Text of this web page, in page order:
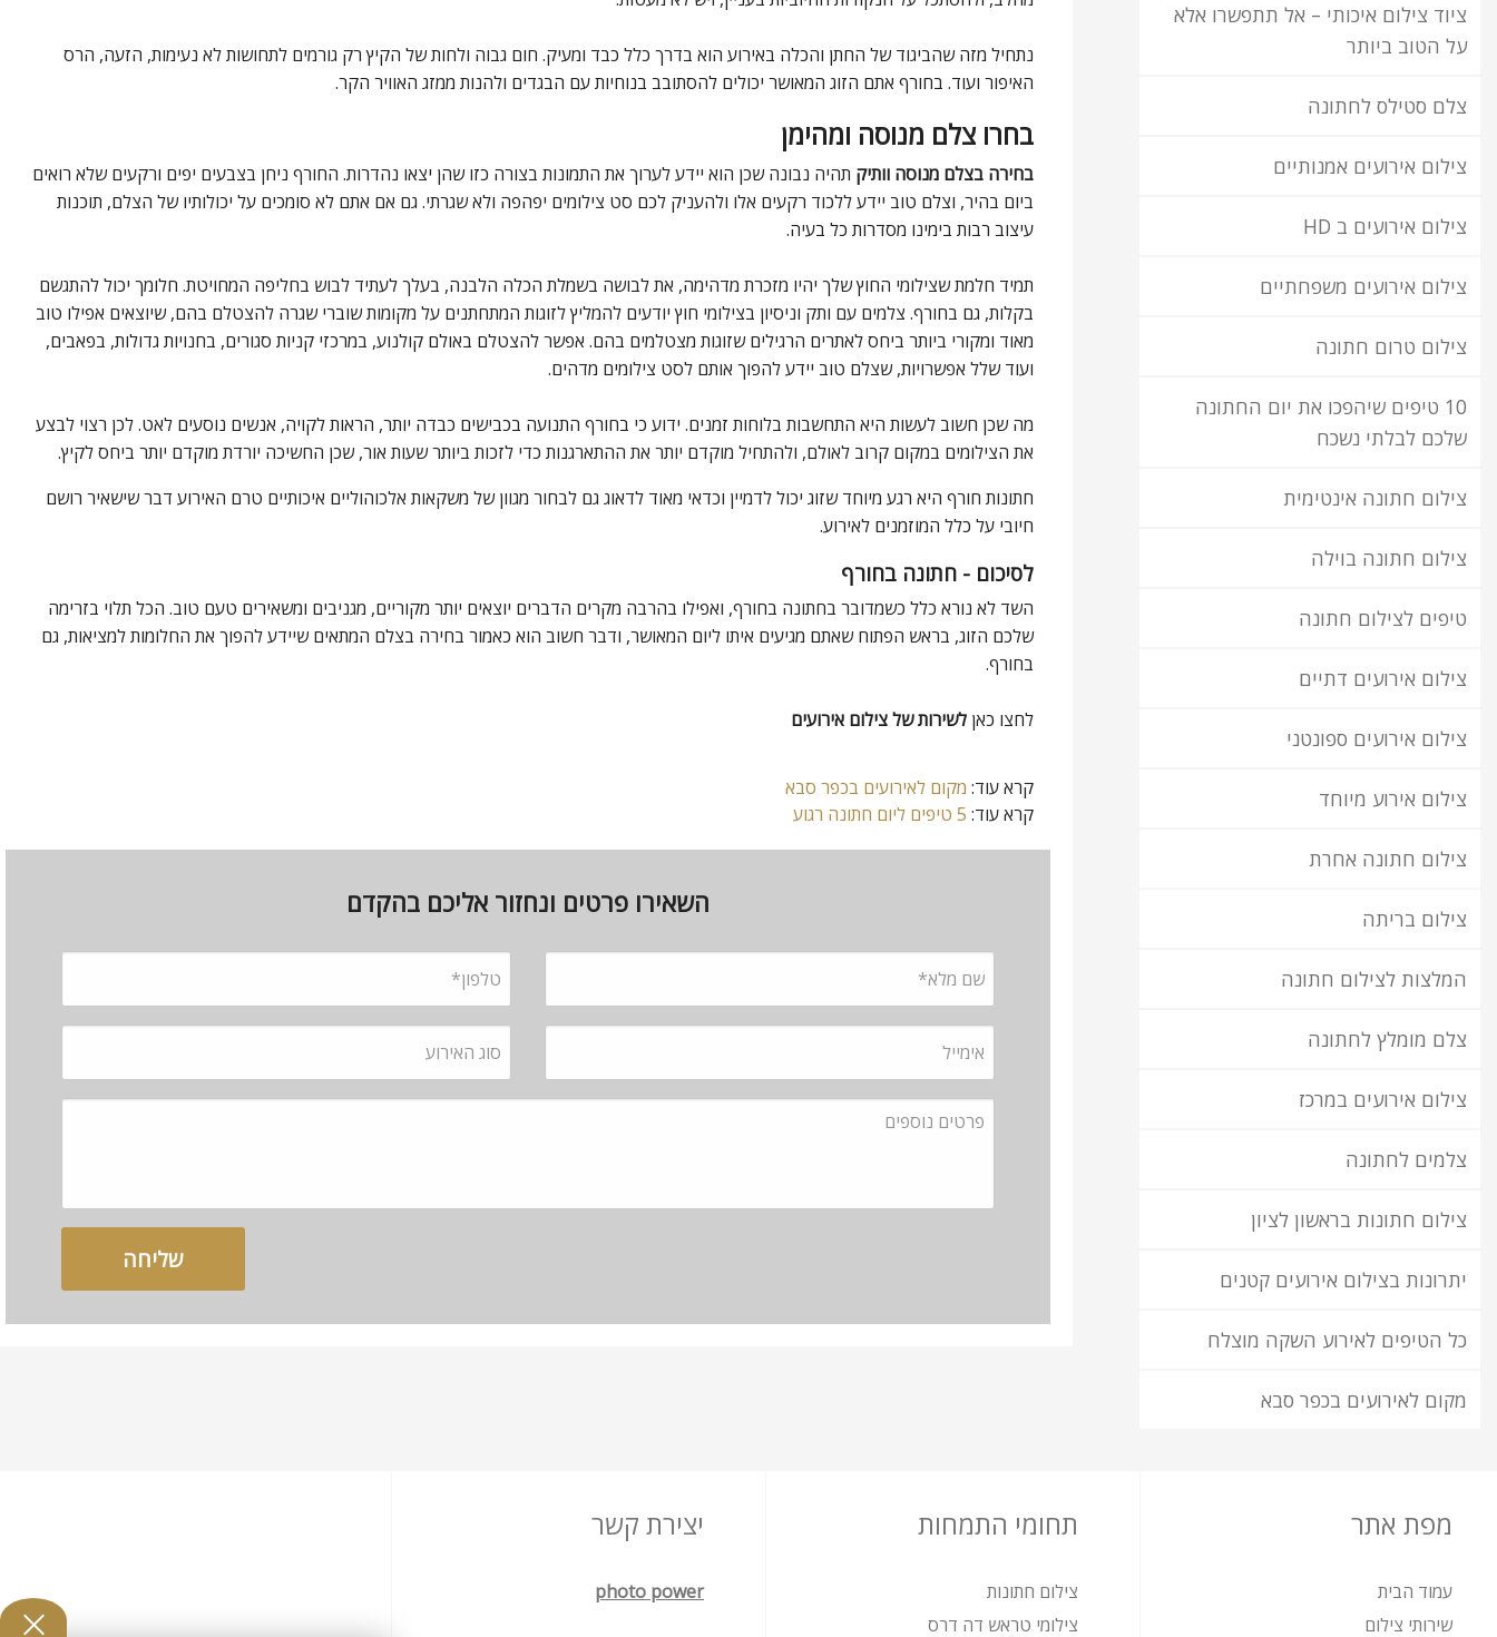
ציוד צילום איכותי – אל תתפשרו אלא
על הטוב ביותר
צלם סטילס לחתונה
צילום אירועים אמנותיים
צילום אירועים ב HD
צילום אירועים משפחתיים
צילום טרום חתונה
10 טיפים שיהפכו את יום החתונה
שלכם לבלתי נשכח
צילום חתונה אינטימית
צילום חתונה בוילה
טיפים לצילום חתונה
צילום אירועים דתיים
צילום אירועים ספונטני
צילום אירוע מיוחד
צילום חתונה אחרת
צילום בריתה
המלצות לצילום חתונה
צלם מומלץ לחתונה
צילום אירועים במרכז
צלמים לחתונה
צילום חתונות בראשון לציון
יתרונות בצילום אירועים קטנים
כל הטיפים לאירוע השקה מוצלח
מקום לאירועים בכפר סבא
נתחיל מזה שהביגוד של החתן והכלה באירוע הוא בדרך כלל כבד ומעיק. חום גבוה ולחות של הקיץ רק גורמים לתחושות לא נעימות, הזעה, הרס
האיפור ועוד. בחורף אתם הזוג המאושר יכולים להסתובב בנוחיות עם הבגדים ולהנות ממזג האוויר הקר.
בחרו צלם מנוסה ומהימן
בחירה בצלם מנוסה וותיק תהיה נבונה שכן הוא יידע לערוך את התמונות בצורה כזו שהן יצאו נהדרות. החורף ניחן בצבעים יפים ורקעים שלא רואים
ביום בהיר, וצלם טוב יידע ללכוד רקעים אלו ולהעניק לכם סט צילומים יפהפה ולא שגרתי. גם אם אתם לא סומכים על יכולותיו של הצלם, תוכנות
עיצוב רבות בימינו מסדרות כל בעיה.
תמיד חלמת שצילומי החוץ שלך יהיו מזכרת מדהימה, את לבושה בשמלת הכלה הלבנה, בעלך לעתיד לבוש בחליפה המחויטת. חלומך יכול להתגשם
בקלות, גם בחורף. צלמים עם ותק וניסיון בצילומי חוץ יודעים להמליץ לזוגות המתחתנים על מקומות שוברי שגרה להצטלם בהם, שיוצאים אפילו טוב
מאוד ומקורי ביותר ביחס לאתרים הרגילים שזוגות מצטלמים בהם. אפשר להצטלם באולם קולנוע, במרכזי קניות סגורים, בחנויות גדולות, בפאבים,
ועוד שלל אפשרויות, שצלם טוב יידע להפוך אותם לסט צילומים מדהים.
מה שכן חשוב לעשות היא התחשבות בלוחות זמנים. ידוע כי בחורף התנועה בכבישים כבדה יותר, הראות לקויה, אנשים נוסעים לאט. לכן רצוי לבצע
את הצילומים במקום קרוב לאולם, ולהתחיל מוקדם יותר את ההתארגנות כדי לזכות ביותר שעות אור, שכן החשיכה יורדת מוקדם יותר ביחס לקיץ.
חתונות חורף היא רגע מיוחד שזוג יכול לדמיין וכדאי מאוד לדאוג גם לבחור מגוון של משקאות אלכוהוליים איכותיים טרם האירוע דבר שישאיר רושם
חיובי על כלל המוזמנים לאירוע.
לסיכום - חתונה בחורף
השד לא נורא כלל כשמדובר בחתונה בחורף, ואפילו בהרבה מקרים הדברים יוצאים יותר מקוריים, מגניבים ומשאירים טעם טוב. הכל תלוי בזרימה
שלכם הזוג, בראש הפתוח שאתם מגיעים איתו ליום המאושר, ודבר חשוב הוא כאמור בחירה בצלם המתאים שיידע להפוך את החלומות למציאות, גם
בחורף.
לחצו כאן לשירות של צילום אירועים
קרא עוד: מקום לאירועים בכפר סבא
קרא עוד: 5 טיפים ליום חתונה רגוע
השאירו פרטים ונחזור אליכם בהקדם
מפת אתר
עמוד הבית
שירותי צילום
תחומי התמחות
צילום חתונות
צילומי טראש דה דרס
יצירת קשר
photo power